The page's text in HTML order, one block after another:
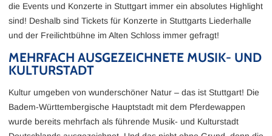
die Events und Konzerte in Stuttgart immer ein absolutes Highlight
sind! Deshalb sind Tickets für Konzerte in Stuttgarts Liederhalle
und der Freilichtbühne im Alten Schloss immer gefragt!
MEHRFACH AUSGEZEICHNETE MUSIK- UND
KULTURSTADT
Kultur umgeben von wunderschöner Natur – das ist Stuttgart! Die
Badem-Württembergische Hauptstadt mit dem Pferdewappen
wurde bereits mehrfach als führende Musik- und Kulturstadt
Vorname Nachname
E-Mail-Adresse
Newsletter kostenlos abonnieren.